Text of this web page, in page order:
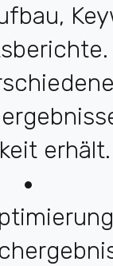
erhält.